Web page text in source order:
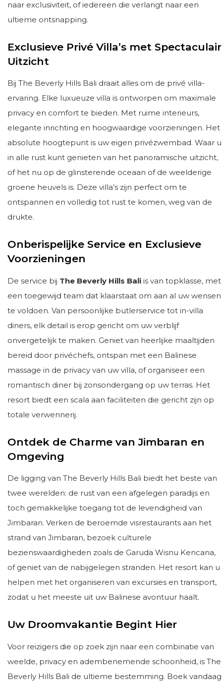
naar exclusiviteit, of iedereen die verlangt naar een
ultieme ontsnapping.
Exclusieve Privé Villa’s met Spectaculair
Uitzicht
Bij The Beverly Hills Bali draait alles om de privé villa-
ervaring. Elke luxueuze villa is ontworpen om maximale
privacy en comfort te bieden. Met ruime interieurs,
elegante inrichting en hoogwaardige voorzieningen. Het
absolute hoogtepunt is uw eigen privézwembad. Waar u
in alle rust kunt genieten van het panoramische uitzicht,
of het nu op de glinsterende oceaan of de weelderige
groene heuvels is. Deze villa’s zijn perfect om te
ontspannen en volledig tot rust te komen, weg van de
drukte.
Onberispelijke Service en Exclusieve
Voorzieningen
De service bij The Beverly Hills Bali is van topklasse, met
een toegewijd team dat klaarstaat om aan al uw wensen
te voldoen. Van persoonlijke butlerservice tot in-villa
diners, elk detail is erop gericht om uw verblijf
onvergetelijk te maken. Geniet van heerlijke maaltijden
bereid door privéchefs, ontspan met een Balinese
massage in de privacy van uw villa, of organiseer een
romantisch diner bij zonsondergang op uw terras. Het
resort biedt een scala aan faciliteiten die gericht zijn op
totale verwennerij.
Ontdek de Charme van Jimbaran en
Omgeving
De ligging van The Beverly Hills Bali biedt het beste van
twee werelden: de rust van een afgelegen paradijs en
toch gemakkelijke toegang tot de levendigheid van
Jimbaran. Verken de beroemde visrestaurants aan het
strand van Jimbaran, bezoek culturele
bezienswaardigheden zoals de Garuda Wisnu Kencana,
of geniet van de nabijgelegen stranden. Het resort kan u
helpen met het organiseren van excursies en transport,
zodat u het meeste uit uw Balinese avontuur haalt.
Uw Droomvakantie Begint Hier
Voor reizigers die op zoek zijn naar een combinatie van
weelde, privacy en adembenemende schoonheid, is The
Beverly Hills Bali de ultieme bestemming. Boek vandaag